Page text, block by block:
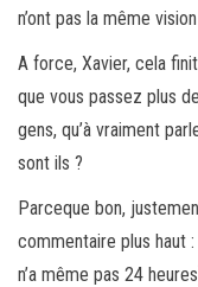
n’ont pas la même
A force, Xavier, cela
que vous passez plus
gens, qu’à vraiment
sont ils ?
Parceque bon,
commentaire plus haut
n’a même pas 24